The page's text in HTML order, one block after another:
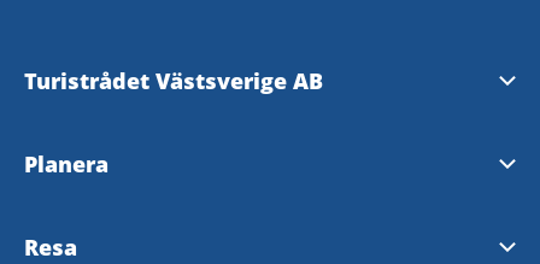
Turistrådet Västsverige AB
Tipsa om evenemang
Planera
Nyhetsbrev från Västsverige
Resa